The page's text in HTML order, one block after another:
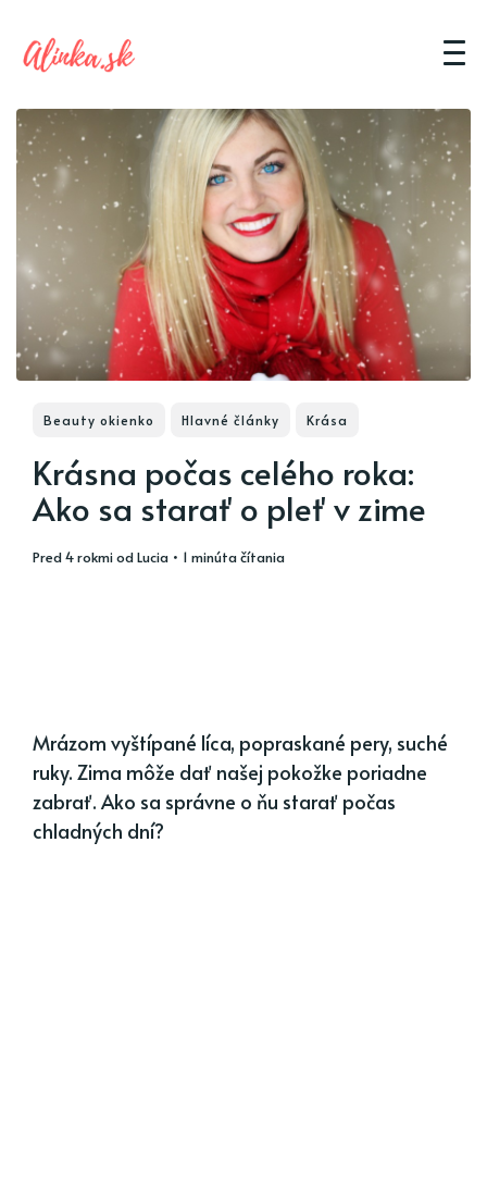
Beauty okienko Hlavné články Krása
Krásna počas celého roka:
Ako sa starať o pleť v zime
pred 4 rokmiodLucia • 1 minúta čítania
Mrázom vyštípané líca, popraskané pery, suché
ruky. Zima môže dať našej pokožke poriadne
zabrať. Ako sa správne o ňu starať počas
chladných dní?